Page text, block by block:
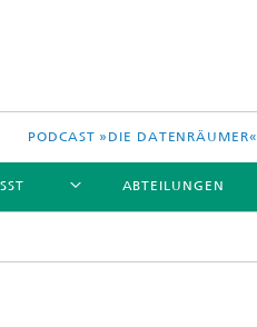
PODCAST »DIE DATENRÄUMER«
ABTEILUNGEN